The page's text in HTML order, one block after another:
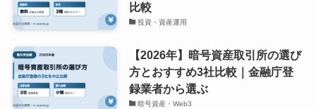
比較
投資・資産運用
【2026年】暗号資産取引所の選び
方とおすすめ3社比較｜金融庁登
録業者から選ぶ
暗号資産・Web3